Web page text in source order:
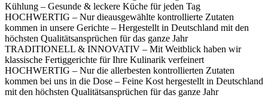
Kühlung – Gesunde & leckere Küche für jeden Tag
HOCHWERTIG – Nur dieausgewählte kontrollierte Zutaten
kommen in unsere Gerichte – Hergestellt in Deutschland mit den
höchsten Qualitätsansprüchen für das ganze Jahr
TRADITIONELL & INNOVATIV – Mit Weitblick haben wir
klassische Fertiggerichte für Ihre Kulinarik verfeinert
HOCHWERTIG – Nur die allerbesten kontrollierten Zutaten
kommen bei uns in die Dose – Feine Kost hergestellt in Deutschland
mit den höchsten Qualitätsansprüchen für das ganze Jahr